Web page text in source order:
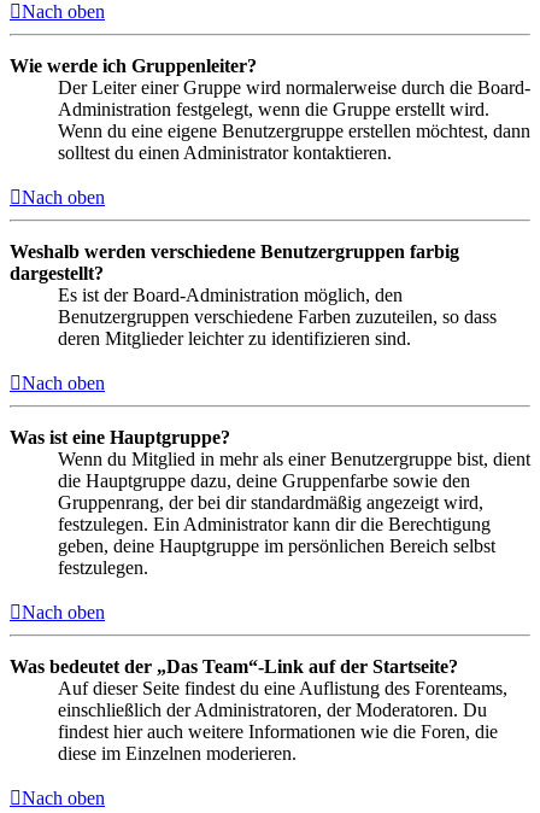
Nach oben
Wie werde ich Gruppenleiter?
Der Leiter einer Gruppe wird normalerweise durch die Board-
Administration festgelegt, wenn die Gruppe erstellt wird.
Wenn du eine eigene Benutzergruppe erstellen möchtest, dann
solltest du einen Administrator kontaktieren.
Nach oben
Weshalb werden verschiedene Benutzergruppen farbig
dargestellt?
Es ist der Board-Administration möglich, den
Benutzergruppen verschiedene Farben zuzuteilen, so dass
deren Mitglieder leichter zu identifizieren sind.
Nach oben
Was ist eine Hauptgruppe?
Wenn du Mitglied in mehr als einer Benutzergruppe bist, dient
die Hauptgruppe dazu, deine Gruppenfarbe sowie den
Gruppenrang, der bei dir standardmäßig angezeigt wird,
festzulegen. Ein Administrator kann dir die Berechtigung
geben, deine Hauptgruppe im persönlichen Bereich selbst
festzulegen.
Nach oben
Was bedeutet der „Das Team“-Link auf der Startseite?
Auf dieser Seite findest du eine Auflistung des Forenteams,
einschließlich der Administratoren, der Moderatoren. Du
findest hier auch weitere Informationen wie die Foren, die
diese im Einzelnen moderieren.
Nach oben